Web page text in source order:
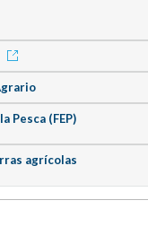
Pesca (FEP)
agrícolas